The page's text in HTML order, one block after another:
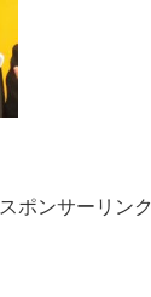
スポンサーリンク